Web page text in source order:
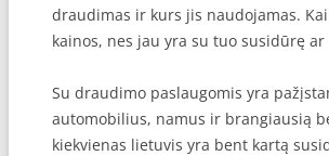
draudimas ir kurs jis naudojamas.
kainos, nes jau yra su tuo susidūrę
Su draudimo paslaugomis yra
automobilius, namus ir brangiausią
kiekvienas lietuvis yra bent kartą